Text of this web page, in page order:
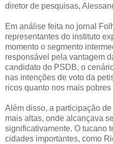
diretor de pesquisas,
Em análise feita no jornal
representantes do instituto
momento o segmento
responsável pela vantagem
candidato do PSDB, o
nas intenções de voto da
ricos quanto nos mais
Além disso, a participação
mais altas, onde alcançava
significativamente. O tucano
cidades importantes, como